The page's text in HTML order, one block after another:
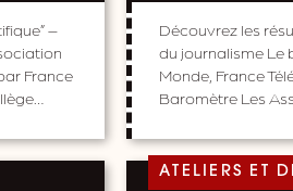
–
France
Découvrez les
du journalisme Le
Monde, France
Baromètre Les
ATELIERS ET